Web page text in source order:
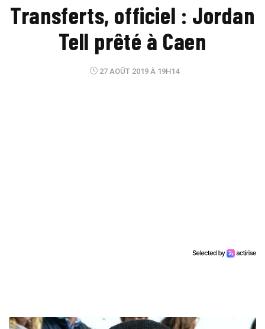
Transferts, officiel : Jordan
Tell prêté à Caen
27 AOÛT 2019 À 19H14